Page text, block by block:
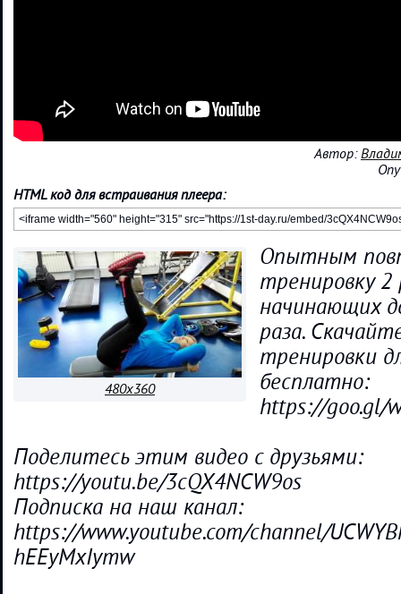
Автор:
HTML код для встраивания плеера:
480x360
Опытным
тренировку 2
начинающих
раза.
тренировки
бесплатно:
https://goo.gl/
Поделитесь этим видео с друзьями:
https://youtu.be/3cQX4NCW9os
Подписка на наш канал:
https://www.youtube.com/channel/
hEEyMxIymw